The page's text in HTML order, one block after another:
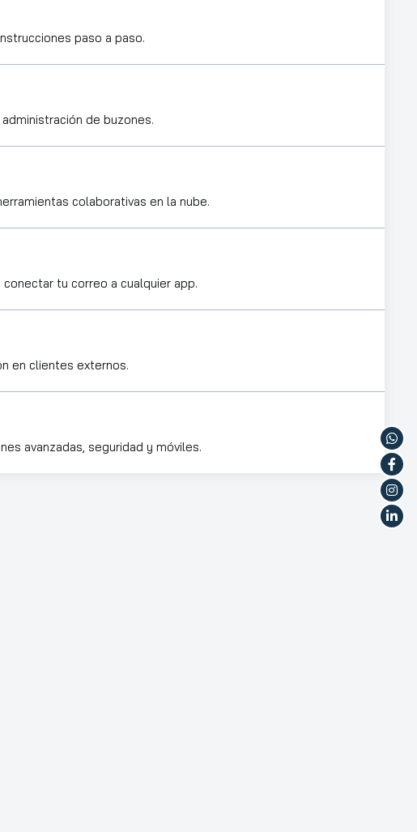
paso a paso.
de buzones.
colaborativas en la nube.
tu correo a cualquier app.
en clientes externos.
avanzadas, seguridad y móviles.